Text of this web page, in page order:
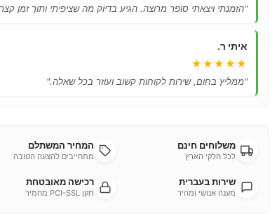
"הזמנתי ויצאתי סופר מרוצה. הגיע בדיוק מה שציפיתי ותוך זמן
איתי ר.
★★★★★
"ממליץ בחום, שירות לקוחות קשוב ועוזר בכל שאלה."
משלוחים חינם
לכל חלקי הארץ
המחיר המשתלם
מתחייבים להצעה הטובה
שירות בעברית
מענה אנושי ומהיר
רכישה מאובטחת
תקן PCI-SSL מחמיר